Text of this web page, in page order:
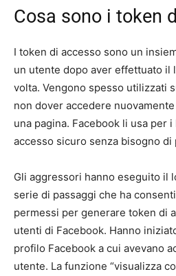
Cosa sono i token
I token di accesso sono un
un utente dopo aver effettuato il
volta. Vengono spesso utilizzati
non dover accedere
una pagina. Facebook li usa per
accesso sicuro senza bisogno di
Gli aggressori hanno eseguito il
serie di passaggi che ha
permessi per generare token di
utenti di Facebook. Hanno
profilo Facebook a cui avevano
utente. La funzione “visualizza